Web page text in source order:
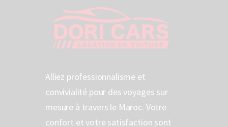
Alliez professionnalisme et
convivialité pour des voyages sur
mesure à travers le Maroc. Votre
confort et votre satisfaction sont